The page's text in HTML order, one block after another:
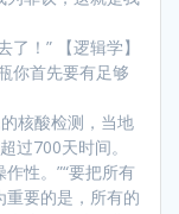
！” 【逻辑学】
你首先要有足够
核酸检测，当地
过700天时间。
性。”“要把所有
重要的是，所有的